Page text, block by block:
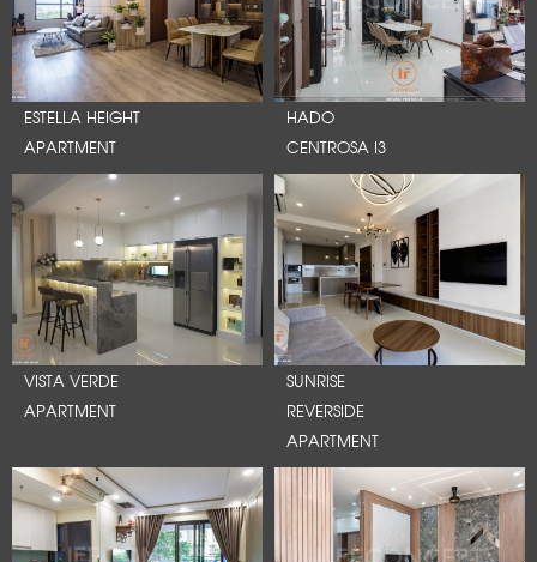
ESTELLA HEIGHT
APARTMENT
HADO
CENTROSA I3
VISTA VERDE
APARTMENT
SUNRISE
REVERSIDE
APARTMENT